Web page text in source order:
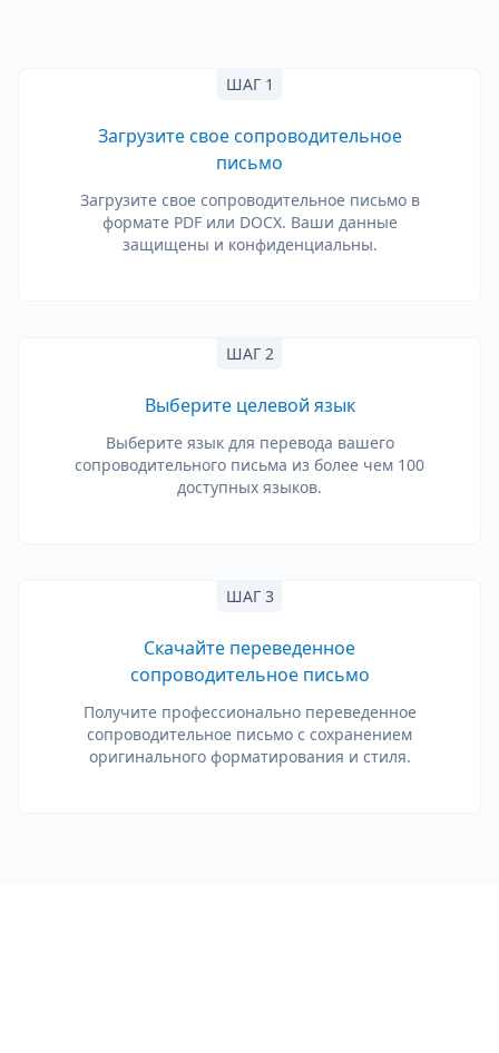
ШАГ 1
Загрузите свое сопроводительное
письмо
Загрузите свое сопроводительное письмо в
формате PDF или DOCX. Ваши данные
защищены и конфиденциальны.
ШАГ 2
Выберите целевой язык
Выберите язык для перевода вашего
сопроводительного письма из более чем 100
доступных языков.
ШАГ 3
Скачайте переведенное
сопроводительное письмо
Получите профессионально переведенное
сопроводительное письмо с сохранением
оригинального форматирования и стиля.